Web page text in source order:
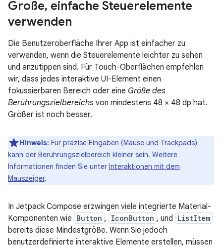
Große, einfache Steuerelemente
verwenden
Die Benutzeroberfläche Ihrer App ist einfacher zu
verwenden, wenn die Steuerelemente leichter zu sehen
und anzutippen sind. Für Touch-Oberflächen empfehlen
wir, dass jedes interaktive UI-Element einen
fokussierbaren Bereich oder eine Größe des
Berührungszielbereichs von mindestens 48 × 48 dp hat.
Größer ist noch besser.
Hinweis: Für präzise Eingaben (Mäuse und Trackpads)
kann der Berührungszielbereich kleiner sein. Weitere
Informationen finden Sie unter Interaktionen mit dem
Mauszeiger.
In Jetpack Compose erzwingen viele integrierte Material-
Komponenten wie Button , IconButton , und ListItem
bereits diese Mindestgröße. Wenn Sie jedoch
benutzerdefinierte interaktive Elemente erstellen, müssen